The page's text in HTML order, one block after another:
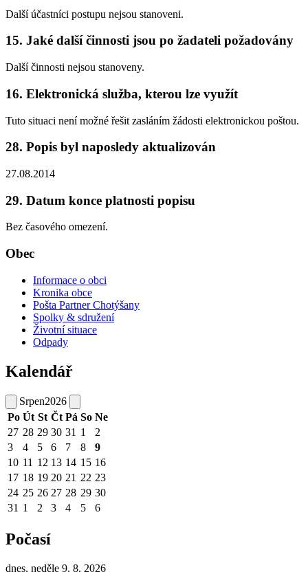
Další účastníci postupu nejsou stanoveni.
15. Jaké další činnosti jsou po žadateli požadovány
Další činnosti nejsou stanoveny.
16. Elektronická služba, kterou lze využít
Tuto situaci není možné řešit zasláním žádosti elektronickou poštou.
28. Popis byl naposledy aktualizován
27.08.2014
29. Datum konce platnosti popisu
Bez časového omezení.
Obec
Informace o obci
Kronika obce
Pošta Partner Chotýšany
Spolky & sdružení
Životní situace
Odpady
Kalendář
Srpen2026
Po Út St Čt Pá So Ne
27 28 29 30 31 1
2
3
4 5 6 7 8
9
10 11 12 13 14 15 16
17 18 19 20 21 22 23
24 25 26 27 28 29 30
31 1 2 3 4 5 6
Počasí
dnes, neděle 9. 8. 2026